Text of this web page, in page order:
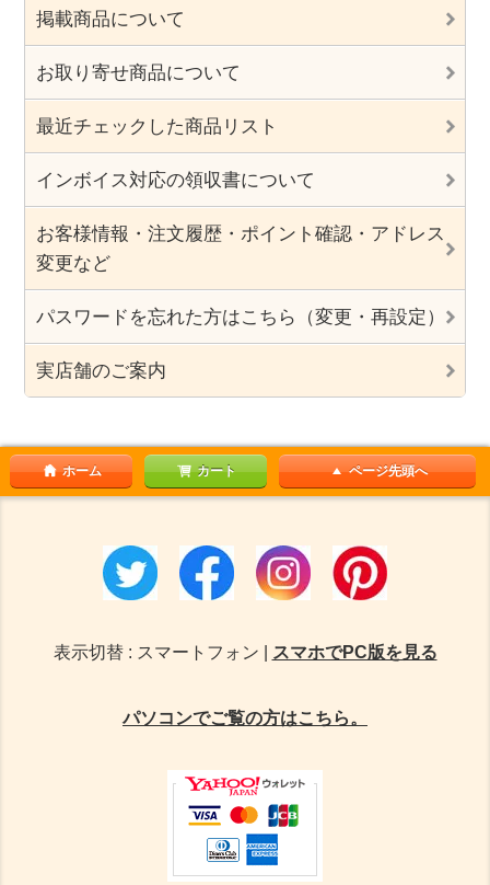
掲載商品について
お取り寄せ商品について
最近チェックした商品リスト
インボイス対応の領収書について
お客様情報・注文履歴・ポイント確認・アドレス
変更など
パスワードを忘れた方はこちら（変更・再設定）
実店舗のご案内
ホーム カート ページ先頭へ
表示切替 : スマートフォン | スマホでPC版を見る
パソコンでご覧の方はこちら。